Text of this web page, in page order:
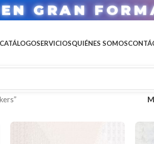
CATÁLOGOSERVICIOSQUIÉNES SOMOS